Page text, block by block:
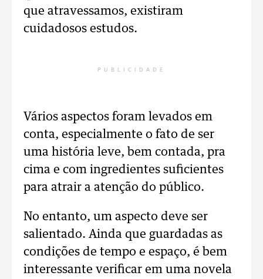
que atravessamos, existiram
cuidadosos estudos.
PUBLICIDADE
Vários aspectos foram levados em
conta, especialmente o fato de ser
uma história leve, bem contada, pra
cima e com ingredientes suficientes
para atrair a atenção do público.
No entanto, um aspecto deve ser
salientado. Ainda que guardadas as
condições de tempo e espaço, é bem
interessante verificar em uma novela